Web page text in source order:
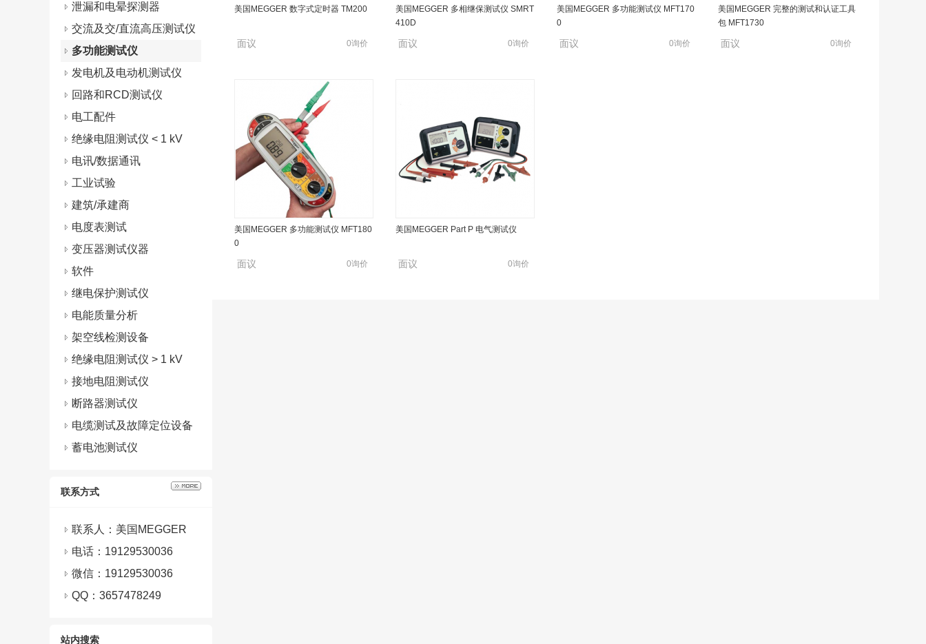
泄漏和电晕探测器
交流及交/直流高压测试仪
多功能测试仪
发电机及电动机测试仪
回路和RCD测试仪
电工配件
绝缘电阻测试仪 < 1 kV
电讯/数据通讯
工业试验
建筑/承建商
电度表测试
变压器测试仪器
软件
继电保护测试仪
电能质量分析
架空线检测设备
绝缘电阻测试仪 > 1 kV
接地电阻测试仪
断路器测试仪
电缆测试及故障定位设备
蓄电池测试仪
联系方式
联系人：美国MEGGER
电话：19129530036
微信： 19129530036
QQ： 3657478249
站内搜索
美国MEGGER 数字式定时器 TM200
面议 0询价
美国MEGGER 多相继保测试仪 SMRT
410D
面议 0询价
美国MEGGER 多功能测试仪 MFT170
0
面议 0询价
美国MEGGER 完整的测试和认证工具
包 MFT1730
面议 0询价
美国MEGGER 多功能测试仪 MFT180
0
面议 0询价
美国MEGGER Part P 电气测试仪
面议 0询价